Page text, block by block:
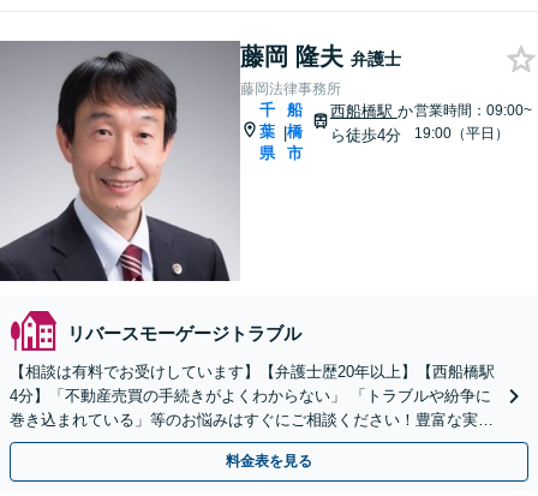
藤岡 隆夫 弁護士
藤岡法律事務所
千
葉
県
|
船
橋
市
西船橋駅 か
ら徒歩4分
営業時間：09:00~
19:00（平日）
リバースモーゲージトラブル
【相談は有料でお受けしています】【弁護士歴20年以上】【西船橋駅
4分】「不動産売買の手続きがよくわからない」 「トラブルや紛争に
巻き込まれている」等のお悩みはすぐにご相談ください！豊富な実績
をもとに、迅速かつ適切にサポート【土日相談可能】
料金表を見る